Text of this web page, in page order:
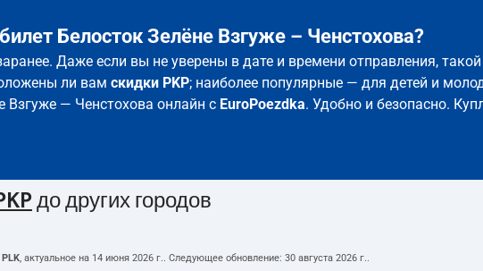
Белосток Зелёне Взгуже – Ченстохова?
Даже если вы не уверены в дате и времени отправления,
ли вам скидки PKP; наиболее популярные — для детей и
Взгуже — Ченстохова онлайн с EuroPoezdka. Удобно и безопасно.
до других городов
, актуальное на 14 июня 2026 г.. Следующее обновление: 30 августа 2026 г..